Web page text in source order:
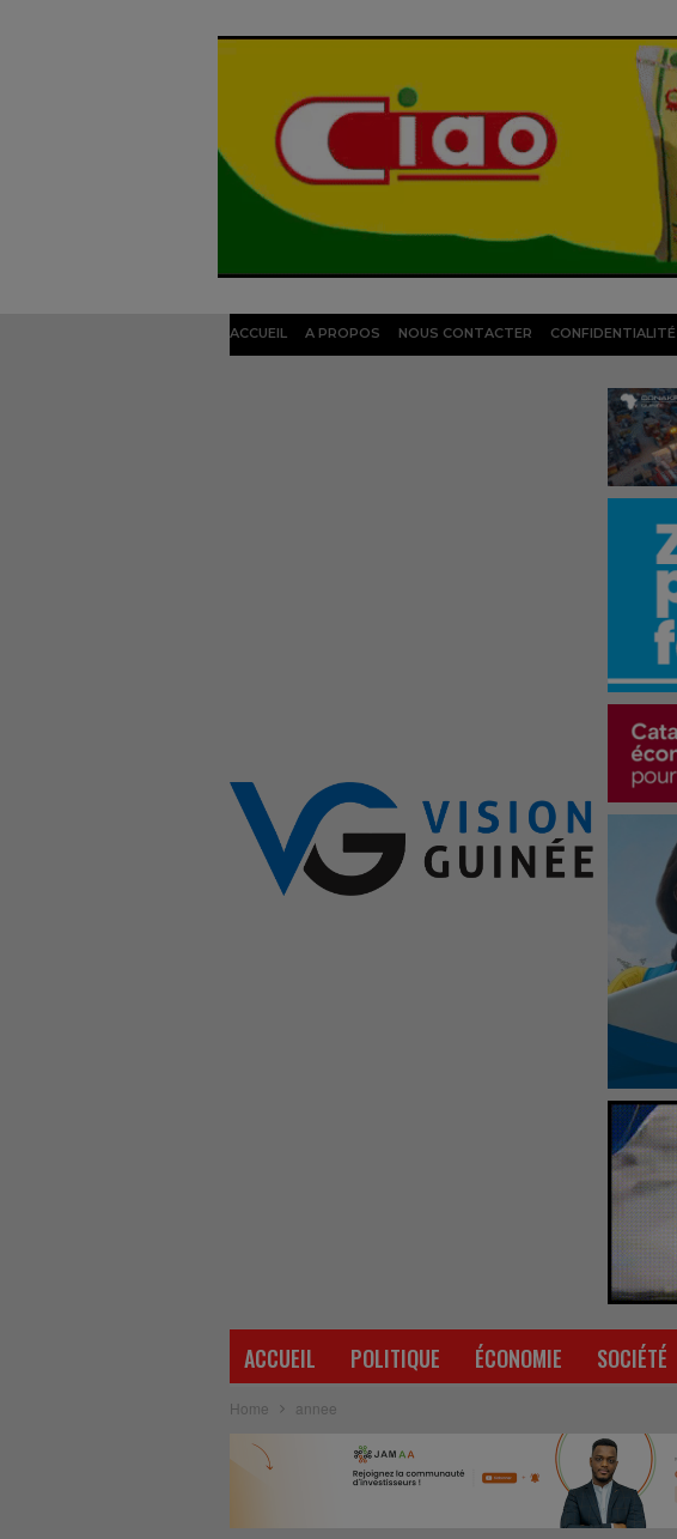
ACCUEIL A PROPOS NOUS CONTACTER CONFIDENTIALITÉ
ACCUEIL POLITIQUE ÉCONOMIE SOCIÉTÉ
Home annee